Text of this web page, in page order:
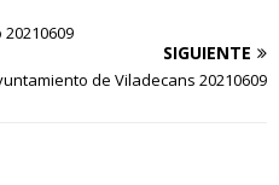
SIGUIENTE
de Viladecans 20210609